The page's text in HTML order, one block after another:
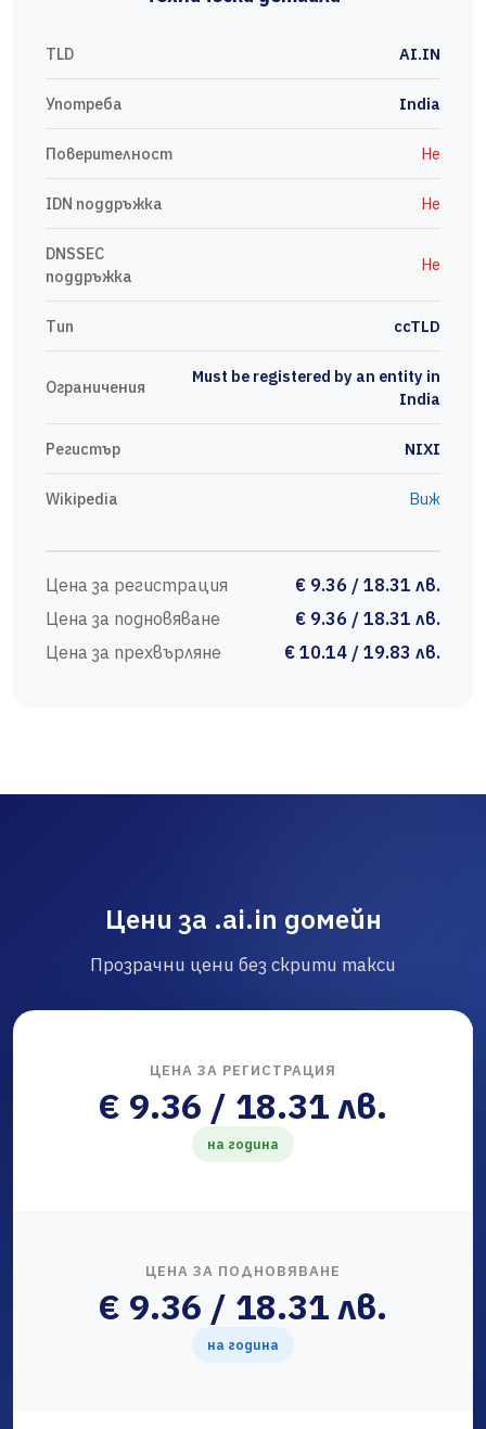
TLD AI.IN
Употреба India
Поверителност Не
IDN поддръжка Не
DNSSEC
поддръжка
Не
Тип ccTLD
Ограничения
Must be registered by an entity in
India
Регистър NIXI
Wikipedia Виж
Цена за регистрация
€ 9.36 / 18.31 лв.
Цена за подновяване
€ 9.36 / 18.31 лв.
Цена за прехвърляне
€ 10.14 / 19.83 лв.
Цени за .ai.in домейн
Прозрачни цени без скрити такси
ЦЕНА ЗА РЕГИСТРАЦИЯ
€ 9.36 / 18.31 лв.
на година
ЦЕНА ЗА ПОДНОВЯВАНЕ
€ 9.36 / 18.31 лв.
на година